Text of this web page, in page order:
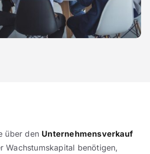
über den Unternehmensverkauf
Wachstumskapital benötigen,